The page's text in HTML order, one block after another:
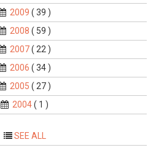
2009 ( 39 )
2008 ( 59 )
2007( 22 )
2006 ( 34 )
2005 ( 27 )
2004( 1 )
SEE ALL